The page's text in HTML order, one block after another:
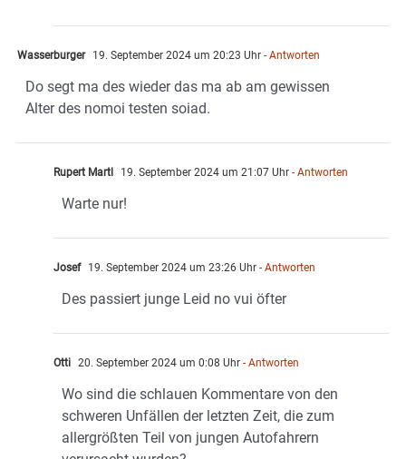
Wasserburger 19. September 2024 um 20:23 Uhr - Antworten
Do segt ma des wieder das ma ab am gewissen
Alter des nomoi testen soiad.
Rupert Martl 19. September 2024 um 21:07 Uhr - Antworten
Warte nur!
Josef 19. September 2024 um 23:26 Uhr - Antworten
Des passiert junge Leid no vui öfter
Otti 20. September 2024 um 0:08 Uhr - Antworten
Wo sind die schlauen Kommentare von den
schweren Unfällen der letzten Zeit, die zum
allergrößten Teil von jungen Autofahrern